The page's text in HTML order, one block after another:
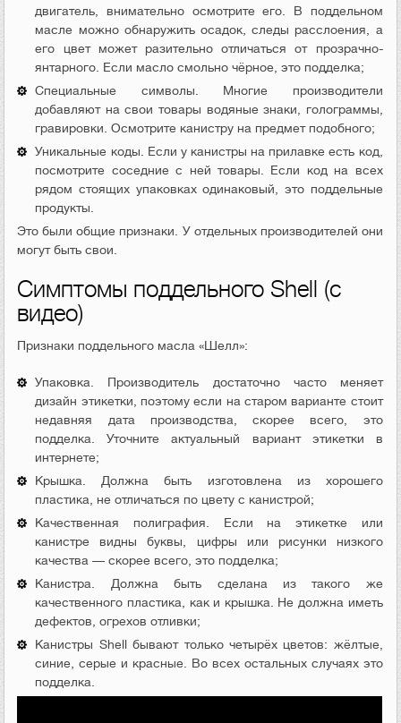
двигатель, внимательно осмотрите его. В поддельном
масле можно обнаружить осадок, следы расслоения, а
его цвет может разительно отличаться от прозрачно-
янтарного. Если масло смольно чёрное, это подделка;
Специальные символы. Многие производители
добавляют на свои товары водяные знаки, голограммы,
гравировки. Осмотрите канистру на предмет подобного;
Уникальные коды. Если у канистры на прилавке есть код,
посмотрите соседние с ней товары. Если код на всех
рядом стоящих упаковках одинаковый, это поддельные
продукты.
Это были общие признаки. У отдельных производителей они
могут быть свои.
Симптомы поддельного Shell (с
видео)
Признаки поддельного масла «Шелл»:
Упаковка. Производитель достаточно часто меняет
дизайн этикетки, поэтому если на старом варианте стоит
недавняя дата производства, скорее всего, это
подделка. Уточните актуальный вариант этикетки в
интернете;
Крышка. Должна быть изготовлена из хорошего
пластика, не отличаться по цвету с канистрой;
Качественная полиграфия. Если на этикетке или
канистре видны буквы, цифры или рисунки низкого
качества — скорее всего, это подделка;
Канистра. Должна быть сделана из такого же
качественного пластика, как и крышка. Не должна иметь
дефектов, огрехов отливки;
Канистры Shell бывают только четырёх цветов: жёлтые,
синие, серые и красные. Во всех остальных случаях это
подделка.